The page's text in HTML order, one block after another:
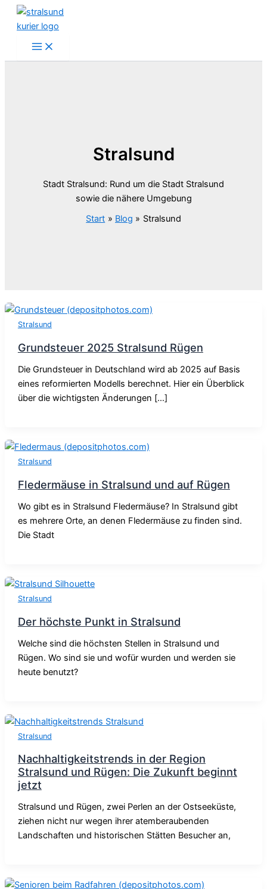
Zum
Inhalt
Stralsund
Stadt Stralsund: Rund um die Stadt Stralsund
sowie die nähere Umgebung
Start
Blog Stralsund
Stralsund
Grundsteuer 2025 Stralsund Rügen
Die Grundsteuer in Deutschland wird ab 2025 auf Basis
eines reformierten Modells berechnet. Hier ein Überblick
über die wichtigsten Änderungen […]
Stralsund
Fledermäuse in Stralsund und auf Rügen
Wo gibt es in Stralsund Fledermäuse? In Stralsund gibt
es mehrere Orte, an denen Fledermäuse zu finden sind.
Die Stadt
Stralsund
Der höchste Punkt in Stralsund
Welche sind die höchsten Stellen in Stralsund und
Rügen. Wo sind sie und wofür wurden und werden sie
heute benutzt?
Stralsund
Nachhaltigkeitstrends in der Region
Stralsund und Rügen: Die Zukunft beginnt
jetzt
Stralsund und Rügen, zwei Perlen an der Ostseeküste,
ziehen nicht nur wegen ihrer atemberaubenden
Landschaften und historischen Stätten Besucher an,